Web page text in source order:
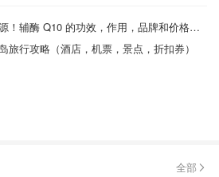
心脏能量的动力之源！辅酶 Q10 的功效，作用，品牌和价格对比
旅行攻略（酒店，机票，景点，折扣券）
全部